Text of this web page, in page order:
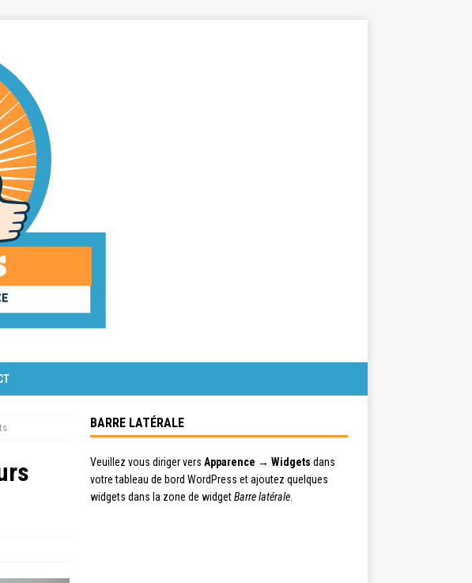
BARRE LATÉRALE
Veuillez vous diriger vers Apparence → Widgets dans
votre tableau de bord WordPress et ajoutez quelques
widgets dans la zone de widgetBarre latérale.